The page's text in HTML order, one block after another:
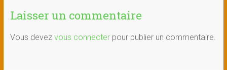
Laisser un commentaire
Vous devez vous connecterpour publier un commentaire.